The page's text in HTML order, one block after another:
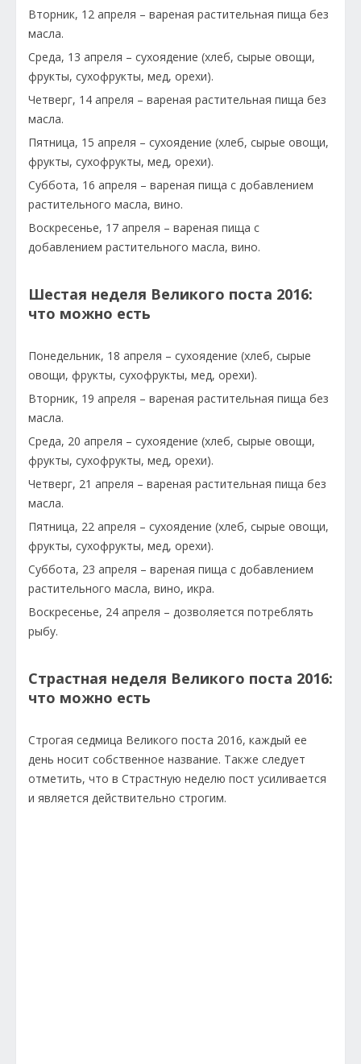
Вторник, 12 апреля – вареная растительная пища без
масла.
Среда, 13 апреля – сухоядение (хлеб, сырые овощи,
фрукты, сухофрукты, мед, орехи).
Четверг, 14 апреля – вареная растительная пища без
масла.
Пятница, 15 апреля – сухоядение (хлеб, сырые овощи,
фрукты, сухофрукты, мед, орехи).
Суббота, 16 апреля – вареная пища с добавлением
растительного масла, вино.
Воскресенье, 17 апреля – вареная пища с
добавлением растительного масла, вино.
Шестая неделя Великого поста 2016:
что можно есть
Понедельник, 18 апреля – сухоядение (хлеб, сырые
овощи, фрукты, сухофрукты, мед, орехи).
Вторник, 19 апреля – вареная растительная пища без
масла.
Среда, 20 апреля – сухоядение (хлеб, сырые овощи,
фрукты, сухофрукты, мед, орехи).
Четверг, 21 апреля – вареная растительная пища без
масла.
Пятница, 22 апреля – сухоядение (хлеб, сырые овощи,
фрукты, сухофрукты, мед, орехи).
Суббота, 23 апреля – вареная пища с добавлением
растительного масла, вино, икра.
Воскресенье, 24 апреля – дозволяется потреблять
рыбу.
Страстная неделя Великого поста 2016:
что можно есть
Строгая седмица Великого поста 2016, каждый ее
день носит собственное название. Также следует
отметить, что в Страстную неделю пост усиливается
и является действительно строгим.